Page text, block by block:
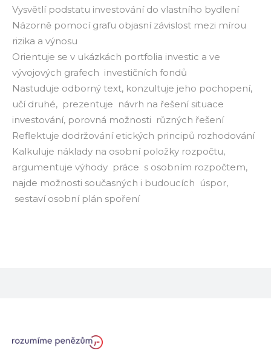
Vysvětlí podstatu investování do vlastního bydlení
Názorně pomocí grafu objasní závislost mezi mírou
rizika a výnosu
Orientuje se v ukázkách portfolia investic a ve
vývojových grafech investičních fondů
Nastuduje odborný text, konzultuje jeho pochopení,
učí druhé, prezentuje návrh na řešení situace
investování, porovná možnosti různých řešení
Reflektuje dodržování etických principů rozhodování
Kalkuluje náklady na osobní položky rozpočtu,
argumentuje výhody práce s osobním rozpočtem,
najde možnosti současných i budoucích úspor,
sestaví osobní plán spoření